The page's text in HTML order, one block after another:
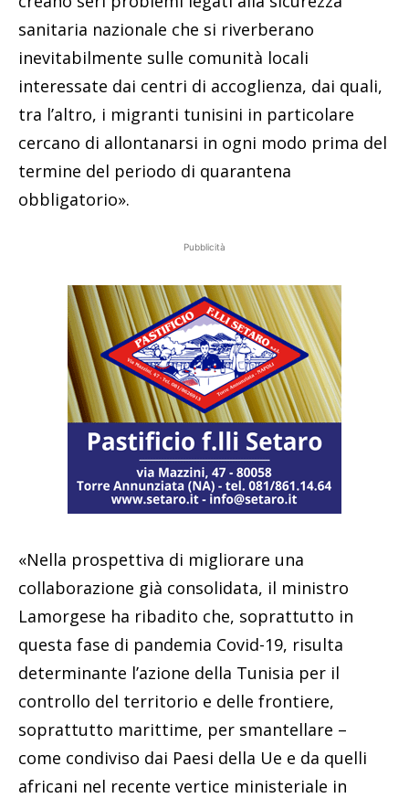
sanitaria nazionale che si riverberano
inevitabilmente sulle comunità locali
interessate dai centri di accoglienza, dai quali,
tra l’altro, i migranti tunisini in particolare
cercano di allontanarsi in ogni modo prima del
termine del periodo di quarantena
obbligatorio».
Pubblicità
«Nella prospettiva di migliorare una
collaborazione già consolidata, il ministro
Lamorgese ha ribadito che, soprattutto in
questa fase di pandemia Covid-19, risulta
determinante l’azione della Tunisia per il
controllo del territorio e delle frontiere,
soprattutto marittime, per smantellare –
come condiviso dai Paesi della Ue e da quelli
africani nel recente vertice ministeriale in